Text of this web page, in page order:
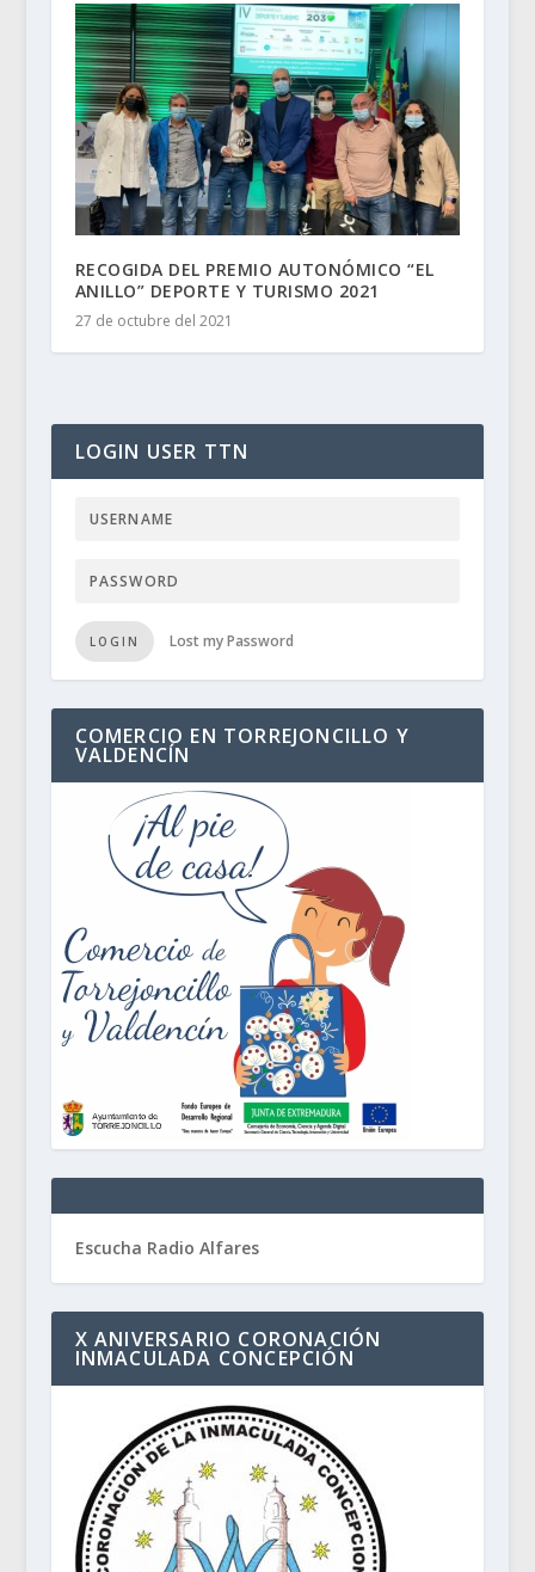
RECOGIDA DEL PREMIO AUTONÓMICO “EL
ANILLO” DEPORTE Y TURISMO 2021
27 de octubre del 2021
LOGIN USER TTN
LOGIN Lost my Password
COMERCIO EN TORREJONCILLO Y
VALDENCÍN
Escucha Radio Alfares
X ANIVERSARIO CORONACIÓN
INMACULADA CONCEPCIÓN